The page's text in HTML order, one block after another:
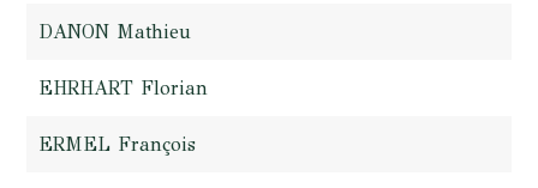
DANON Mathieu
EHRHART Florian
ERMEL François